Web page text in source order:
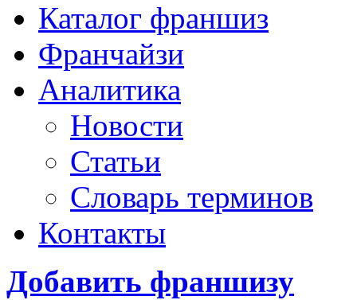
Каталог франшиз
Франчайзи
Аналитика
Новости
Статьи
Словарь терминов
Контакты
Добавить франшизу